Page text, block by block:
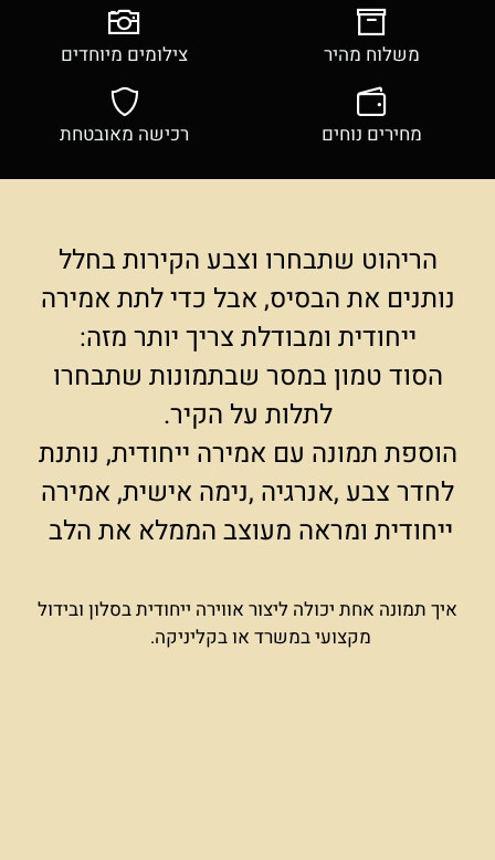
משלוח מהיר צילומים מיוחדים
מחירים נוחים רכישה מאובטחת
הריהוט שתבחרו וצבע הקירות בחלל
נותנים את הבסיס, אבל כדי לתת אמירה
ייחודית ומבודלת צריך יותר מזה:
הסוד טמון במסר שבתמונות שתבחרו
לתלות על הקיר.
הוספת תמונה עם אמירה ייחודית, נותנת
לחדר צבע ,אנרגיה ,נימה אישית, אמירה
ייחודית ומראה מעוצב הממלא את הלב
איך תמונה אחת יכולה ליצור אווירה ייחודית בסלון ובידול
מקצועי במשרד או בקליניקה.